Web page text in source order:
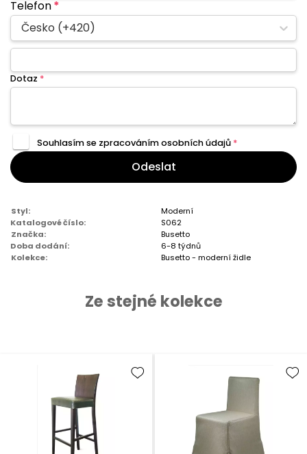
Telefon*
Česko (+420)
Dotaz *
Souhlasím se zpracovánímosobních údajů *
Odeslat
Styl:
Moderní
Katalogové číslo:
S062
Značka:
Busetto
Doba dodání:
6-8 týdnů
Kolekce:
Busetto - moderní židle
Ze stejné kolekce